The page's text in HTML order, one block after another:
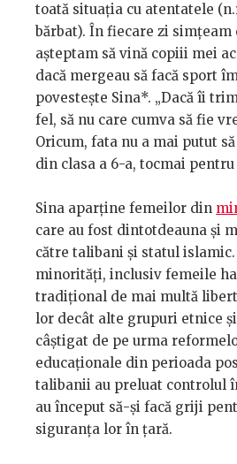
toată situația cu atentatele
bărbat). În fiecare zi simțeam
așteptam să vină copiii mei
dacă mergeau să facă sport
povestește Sina*. „Dacă îi
fel, să nu care cumva să fie
Oricum, fata nu a mai putut
din clasa a 6-a, tocmai pentru
Sina aparține femeilor din
care au fost dintotdeauna și
către talibani și statul
minorități, inclusiv femeile
tradițional de mai multă
lor decât alte grupuri etnice
câștigat de pe urma
educaționale din perioada
talibanii au preluat controlul
au început să-și facă griji
siguranța lor în țară.